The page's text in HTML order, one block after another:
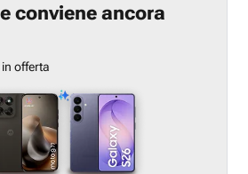
conviene ancora
offerta